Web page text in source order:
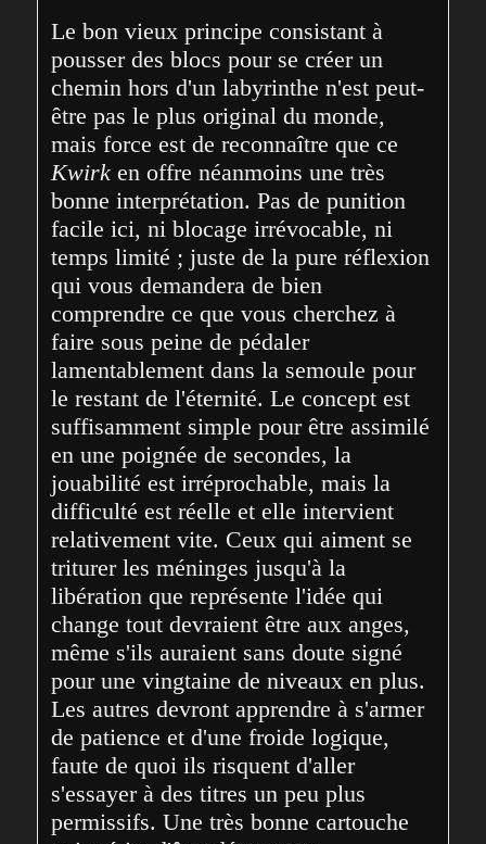
Le bon vieux principe consistant à
pousser des blocs pour se créer un
chemin hors d'un labyrinthe n'est peut-
être pas le plus original du monde,
Kwirk en offre néanmoins une très
bonne interprétation. Pas de punition
facile ici, ni blocage irrévocable, ni
temps limité ; juste de la pure réflexion
qui vous demandera de bien
comprendre ce que vous cherchez à
faire sous peine de pédaler
lamentablement dans la semoule pour
le restant de l'éternité. Le concept est
suffisamment simple pour être assimilé
en une poignée de secondes, la
jouabilité est irréprochable, mais la
difficulté est réelle et elle intervient
relativement vite. Ceux qui aiment se
triturer les méninges jusqu'à la
libération que représente l'idée qui
change tout devraient être aux anges,
même s'ils auraient sans doute signé
pour une vingtaine de niveaux en plus.
Les autres devront apprendre à s'armer
de patience et d'une froide logique,
faute de quoi ils risquent d'aller
s'essayer à des titres un peu plus
permissifs. Une très bonne cartouche